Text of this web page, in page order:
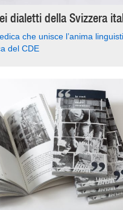
dialetti della Svizzera
che unisce l’anima
del CDE